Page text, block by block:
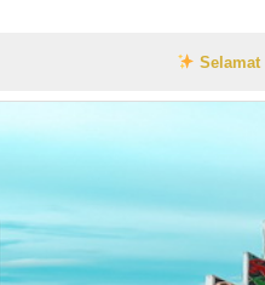
Selamat Datang